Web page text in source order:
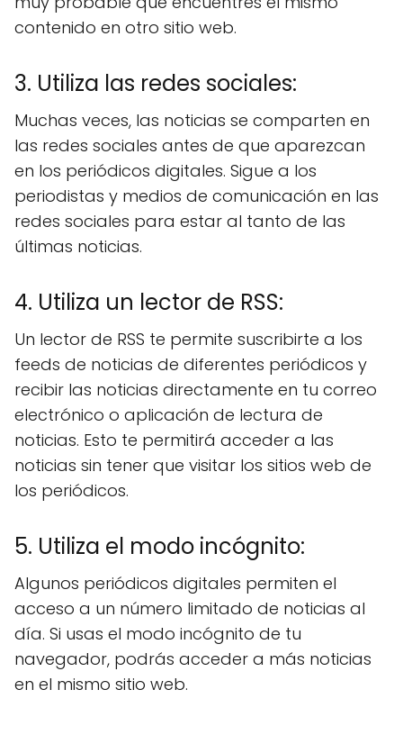
contenido en otro sitio web.
3. Utiliza las redes sociales:
Muchas veces, las noticias se comparten en
las redes sociales antes de que aparezcan
en los periódicos digitales. Sigue a los
periodistas y medios de comunicación en las
redes sociales para estar al tanto de las
últimas noticias.
4. Utiliza un lector de RSS:
Un lector de RSS te permite suscribirte a los
feeds de noticias de diferentes periódicos y
recibir las noticias directamente en tu correo
electrónico o aplicación de lectura de
noticias. Esto te permitirá acceder a las
noticias sin tener que visitar los sitios web de
los periódicos.
5. Utiliza el modo incógnito:
Algunos periódicos digitales permiten el
acceso a un número limitado de noticias al
día. Si usas el modo incógnito de tu
navegador, podrás acceder a más noticias
en el mismo sitio web.